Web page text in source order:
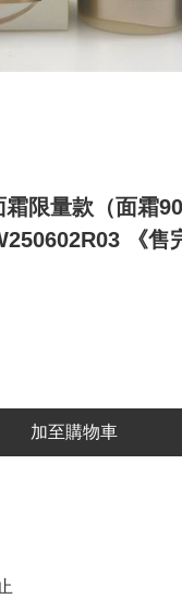
限量款（面霜
《售
加至購物車